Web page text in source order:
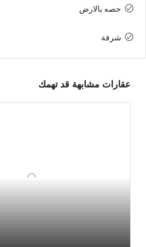
حصه بالارض
شرفة
عقارات مشابهة قد تهمك